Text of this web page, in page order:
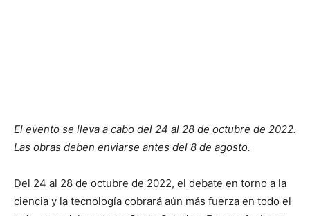
El evento se lleva a cabo del 24 al 28 de octubre de 2022.
Las obras deben enviarse antes del 8 de agosto.
Del 24 al 28 de octubre de 2022, el debate en torno a la
ciencia y la tecnología cobrará aún más fuerza en todo el